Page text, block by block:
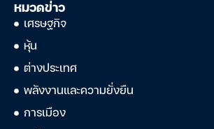
หมวดข่าว
เศรษฐกิจ
หุ้น
ต่างประเทศ
พลังงานและความยั่งยืน
การเมือง